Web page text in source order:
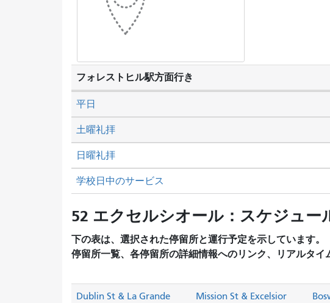
フォレストヒル駅方面行き
土曜礼拝
日曜礼拝
平日
学校日中のサービス
52 エクセルシオール：スケジュー
下の表は、選択された停留所と運行予定を示しています。
停留所一覧、各停留所の詳細情報へのリンク、リアルタ
Dublin St & La Grande
Mission St & Excelsior